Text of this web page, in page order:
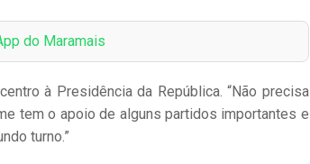
do Maramais
à Presidência da República. “Não precisa
tem o apoio de alguns partidos importantes e
turno.”